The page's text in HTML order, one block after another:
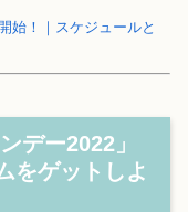
始！｜スケジュールと
デー2022」
をゲットしよ